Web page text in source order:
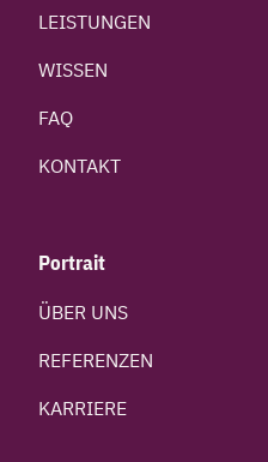
LEISTUNGEN
WISSEN
FAQ
KONTAKT
Portrait
ÜBER UNS
REFERENZEN
KARRIERE